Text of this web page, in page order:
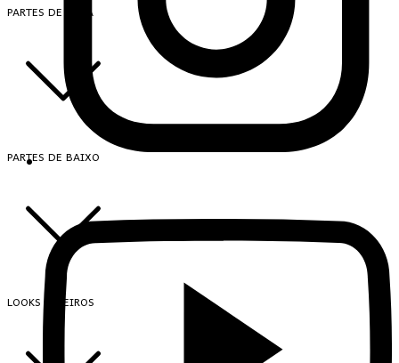
PARTES DE CIMA
PARTES DE BAIXO
LOOKS INTEIROS